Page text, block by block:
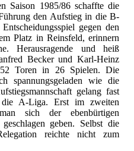
Saison 1985/86 schaffte die
den Aufstieg in die B-
gegen den
Platz in Reinsfeld, erinnern
Herausragende und heiß
Becker und Karl-Heinz
Toren in 26 Spielen. Die
spannungsgeladen wie die
gelang fast
A-Liga. Erst im zweiten
sich der ebenbürtigen
geben. Selbst die
reichte nicht zum